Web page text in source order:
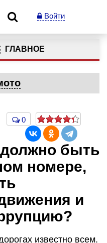
Войти
ГЛАВНОЕ
0
быть
номере,
и
известно всем.